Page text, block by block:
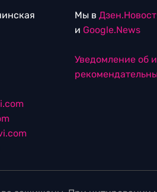
Мы в
и Google.News
Уведомление об